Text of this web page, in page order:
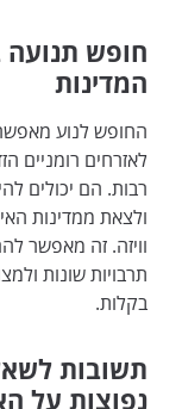
חופש תנועה בין
המדינות
החופש לנוע מאפשר
לאזרחים רומניים
רבות. הם יכולים להיכנס
ולצאת ממדינות האיחוד
וויזה. זה מאפשר להם
תרבויות שונות ולמצוא
בקלות.
תשובות לשאלות
נפוצות על